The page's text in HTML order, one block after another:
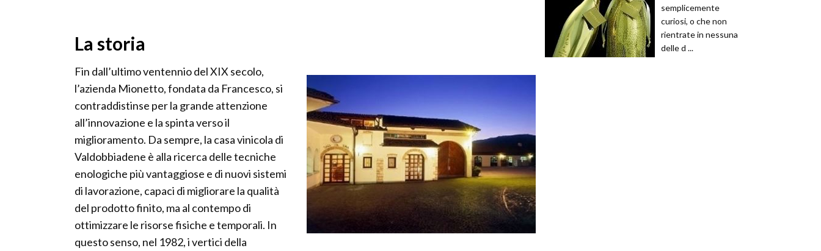
La storia
Fin dall’ultimo ventennio del XIX secolo,
l’azienda Mionetto, fondata da Francesco, si
contraddistinse per la grande attenzione
all’innovazione e la spinta verso il
miglioramento. Da sempre, la casa vinicola di
Valdobbiadene è alla ricerca delle tecniche
enologiche più vantaggiose e di nuovi sistemi
di lavorazione, capaci di migliorare la qualità
del prodotto finito, ma al contempo di
ottimizzare le risorse fisiche e temporali. In
questo senso, nel 1982, i vertici della
semplicemente
curiosi, o che non
rientrate in nessuna
delle d ...